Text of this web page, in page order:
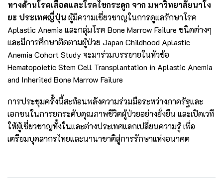
ทางด้านโรคเลือดและโรคไขกระดูก จาก มหาวิทยาลัยนาโง
ยะ ประเทศญี่ปุ่น ผู้มีความเชี่ยวชาญในการดูแลรักษาโรค
Aplastic Anemia และกลุ่มโรค Bone Marrow Failure ชนิดต่างๆ
และมีการศึกษาติดตามผู้ป่วย Japan Childhood Aplastic
Anemia Cohort Study จะมาร่วมบรรยายในหัวข้อ
Hematopoietic Stem Cell Transplantation in Aplastic Anemia
and Inherited Bone Marrow Failure
การประชุมครั้งนี้สะท้อนพลังความร่วมมือระหว่างภาครัฐและ
เอกชนในการยกระดับคุณภาพชีวิตผู้ป่วยอย่างยั่งยืน และเปิดเวที
ให้ผู้เชี่ยวชาญทั้งในและต่างประเทศแลกเปลี่ยนความรู้ เพื่อ
เตรียมบุคลากรไทยและนานาชาติสู่การรักษาแห่งอนาคต